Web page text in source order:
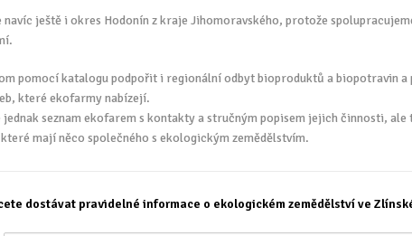
navíc ještě i okres Hodonín z kraje Jihomoravského, protože
pomocí katalogu podpořit i regionální odbyt bioproduktů a biopotravin a
které ekofarmy nabízejí.
jednak seznam ekofarem s kontakty a stručným popisem jejich činnosti, ale
mají něco společného s ekologickým zemědělstvím.
dostávat pravidelné informace o ekologickém zemědělství ve